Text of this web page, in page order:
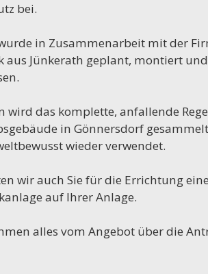
bei.
in Zusammenarbeit mit der
aus Jünkerath geplant, montiert
wird das komplette, anfallende
in Gönnersdorf
wieder verwendet.
wir auch Sie für die Errichtung
auf Ihrer Anlage.
alles vom Angebot über die